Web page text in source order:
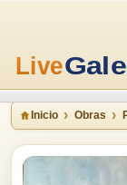
Inicio Obras